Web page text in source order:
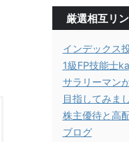
厳選相互リ
インデックス
1級FP技能士
サラリーマン
目指してみまし
株主優待と高
ブログ